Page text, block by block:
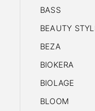
BASS
BEAUTY
BEZA
BIOKERA
BIOLAGE
BLOOM